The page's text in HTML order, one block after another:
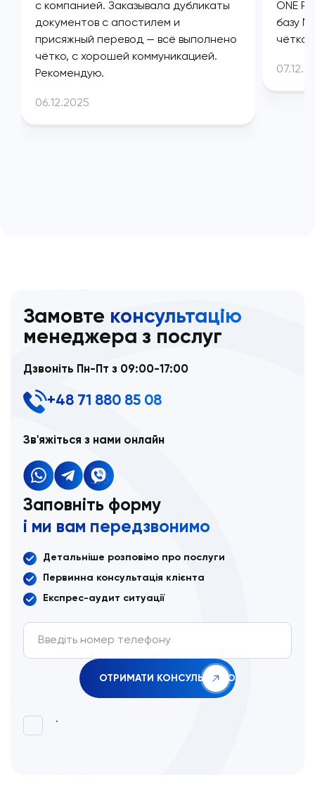
с компанией. Заказывала дубликаты
документов с апостилем и
присяжный перевод — всё выполнено
чётко, с хорошей коммуникацией.
Рекомендую.
06.12.2025
ONE
базу
чётко
Замовте консультацію
менеджера з послуг
Дзвоніть Пн-Пт з 09:00-17:00
+48 71 880 85 08
Зв'яжіться з нами онлайн
Заповніть форму
і ми вам передзвонимо
Детальніше розповімо про послуги
Первинна консультація клієнта
Експрес-аудит ситуації
.